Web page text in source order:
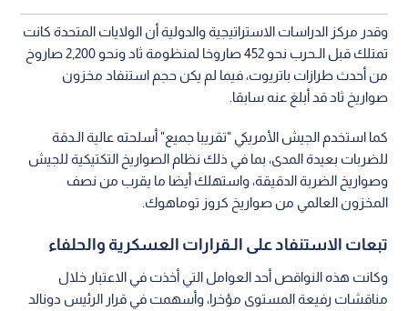
وقدر مركز الدراسات الاستراتيجية والدولية أن الولايات المتحدة كانت
تمتلك قبل الـحرب نحو 452 صاروخا لمنظومة ثاد ونحو 2,200 صاروخ
من أحدث طرازات باتريوت، فيما لم يكن حجم استنفاد مخزون
صواريخ ثاد قد أبلغ عنه سابقا.
كما استخدم الجيش الأمريكي "تقريبا جميع" أسلحته عالية الـدقة
للضربات بعيدة المدى، بما في ذلك نظام الصواريخ التكتيكية للجيش
وصواريخ الضربة الدقيقة، واستهلك أيضا ما يقرب من نصف
المخزون العالمي من صواريخ كروز توماهوك.
تبعات الاستنفاد على الـقرارات العسكرية والحلفاء
وكانت هذه النواقص أحد العوامل التي أخذت في الاعتبار خلال
مناقشات رفيعة المستوى مؤخرا، وأسهمت في قرار الرئيس دونالد